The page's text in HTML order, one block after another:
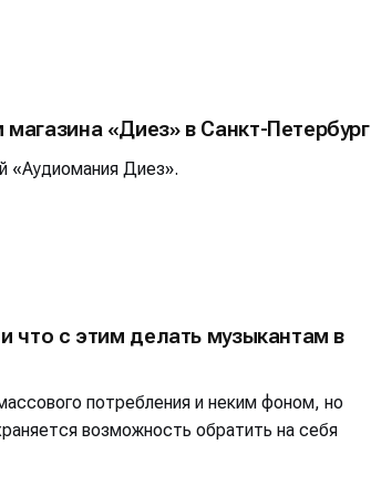
«Диез» в Санкт-
«Аудиомания Диез».
что с этим делать музыкантам в
потребления и неким фоном, но
возможность обратить на себя